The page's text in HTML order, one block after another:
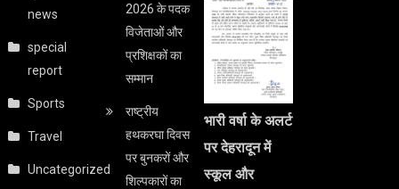
news
special
report
Sports
Travel
Uncategorized
2026 के पदक
विजेताओं और
प्रशिक्षकों का
सम्मान
राष्ट्रीय
हथकरघा दिवस
पर बुनकरों और
शिल्पकारों का
भारी वर्षा के अलर्ट
पर देहरादून में
स्कूल और